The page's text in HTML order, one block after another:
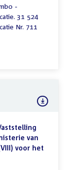
-
31 524
Nr. 711
van
voor het